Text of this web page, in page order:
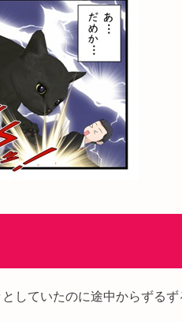
していたのに途中からずるず